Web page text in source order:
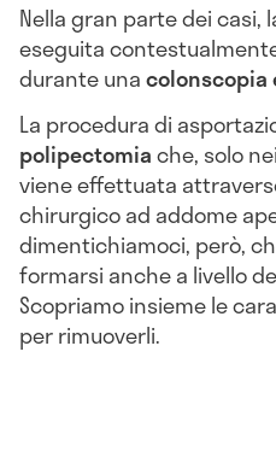
Nella gran parte dei casi,
eseguita
durante unacolonscopia
La procedura di
polipectomiache, solo
viene effettuata
chirurgico ad addome
dimentichiamoci, però,
formarsi anche a livello
Scopriamo insieme le
per rimuoverli.